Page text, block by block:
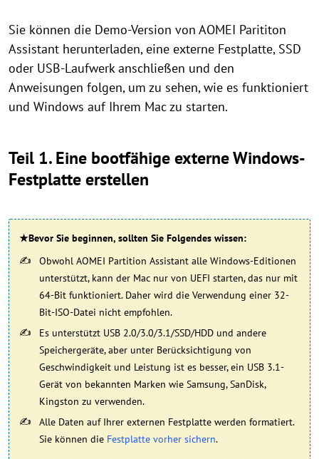
Sie können die Demo-Version von AOMEI Parititon
Assistant herunterladen, eine externe Festplatte, SSD
oder USB-Laufwerk anschließen und den
Anweisungen folgen, um zu sehen, wie es funktioniert
und Windows auf Ihrem Mac zu starten.
Teil 1. Eine bootfähige externe Windows-
Festplatte erstellen
★Bevor Sie beginnen, sollten Sie Folgendes wissen:
Obwohl AOMEI Partition Assistant alle Windows-Editionen
unterstützt, kann der Mac nur von UEFI starten, das nur mit
64-Bit funktioniert. Daher wird die Verwendung einer 32-
Bit-ISO-Datei nicht empfohlen.
Es unterstützt USB 2.0/3.0/3.1/SSD/HDD und andere
Speichergeräte, aber unter Berücksichtigung von
Geschwindigkeit und Leistung ist es besser, ein USB 3.1-
Gerät von bekannten Marken wie Samsung, SanDisk,
Kingston zu verwenden.
Alle Daten auf Ihrer externen Festplatte werden formatiert.
Sie können die Festplatte vorher sichern.